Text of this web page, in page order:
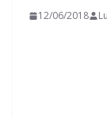
12/06/2018